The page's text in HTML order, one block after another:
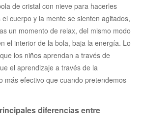
de cristal con nieve para hacerles
cuerpo y la mente se sienten agitados,
un momento de relax, del mismo modo
el interior de la bola, baja la energía. Lo
los niños aprendan a través de
el aprendizaje a través de la
más efectivo que cuando pretendemos
diferencias entre